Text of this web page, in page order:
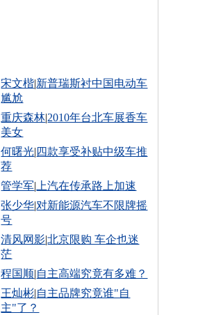
宋文楷|新普瑞斯衬中国电动车
尴尬
重庆森林|2010年台北车展香车
美女
何曙光| 四款享受补贴中级车推
荐
管学军| 上汽在传承路上加速
张少华|对新能源汽车不限牌摇
号
清风网影|北京限购 车企也迷
茫
程国顺|自主高端究竟有多难？
王灿彬|自主品牌究竟谁"自
主"了？